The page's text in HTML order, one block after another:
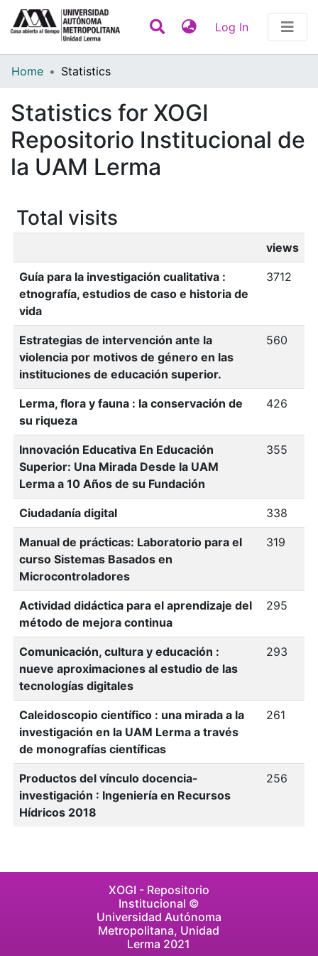
Log In(current)
Communities & Collections
Contact
Home Statistics
Statistics for XOGI
Repositorio Institucional de
la UAM Lerma
Total visits
views
Guía para la investigación cualitativa :
etnografía, estudios de caso e historia de
vida
3712
Estrategias de intervención ante la
violencia por motivos de género en las
instituciones de educación superior.
560
Lerma, flora y fauna : la conservación de
su riqueza
426
Innovación Educativa En Educación
Superior: Una Mirada Desde la UAM
Lerma a 10 Años de su Fundación
355
Ciudadanía digital 338
Manual de prácticas: Laboratorio para el
curso Sistemas Basados en
Microcontroladores
319
Actividad didáctica para el aprendizaje del
método de mejora continua
295
Comunicación, cultura y educación :
nueve aproximaciones al estudio de las
tecnologías digitales
293
Caleidoscopio científico : una mirada a la
investigación en la UAM Lerma a través
de monografías científicas
261
Productos del vínculo docencia-
investigación : Ingeniería en Recursos
Hídricos 2018
256
XOGI - Repositorio
Institucional ©
Universidad Autónoma
Metropolitana, Unidad
Lerma 2021